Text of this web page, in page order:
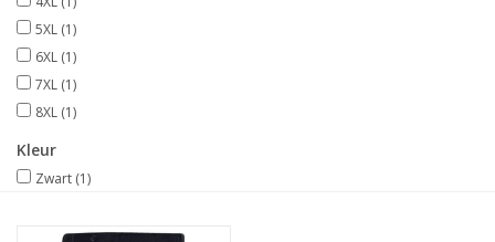
5XL (1)
6XL (1)
7XL (1)
8XL (1)
Kleur
Zwart (1)